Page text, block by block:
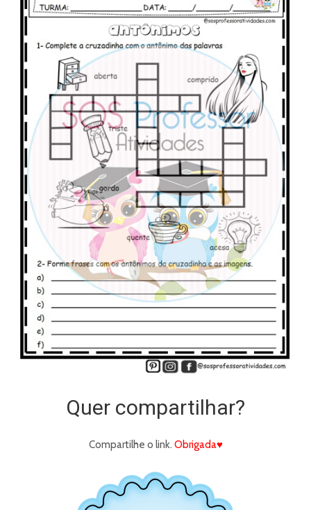
Quer compartilhar?
Compartilhe o link. Obrigada♥